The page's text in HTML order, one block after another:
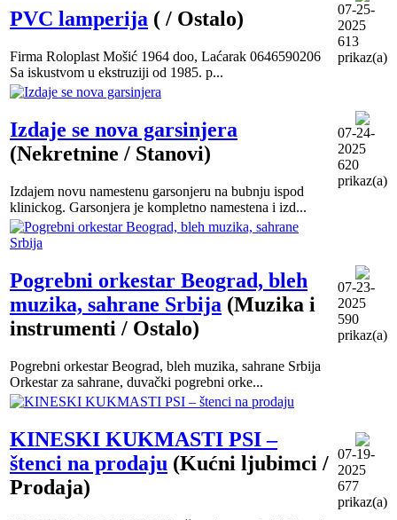
PVC lamperija ( / Ostalo)
Firma Roloplast Mošić 1964 doo, Laćarak 0646590206
Sa iskustvom u ekstruziji od 1985. p...
07-25-
2025
613
prikaz(a)
Izdaje se nova garsinjera
(Nekretnine / Stanovi)
Izdajem novu namestenu garsonjeru na bubnju ispod
klinickog. Garsonjera je kompletno namestena i izd...
07-24-
2025
620
prikaz(a)
Pogrebni orkestar Beograd, bleh
muzika, sahrane Srbija (Muzika i
instrumenti / Ostalo)
Pogrebni orkestar Beograd, bleh muzika, sahrane Srbija
Orkestar za sahrane, duvački pogrebni orke...
07-23-
2025
590
prikaz(a)
KINESKI KUKMASTI PSI –
štenci na prodaju (Kućni ljubimci /
Prodaja)
07-19-
2025
677
prikaz(a)